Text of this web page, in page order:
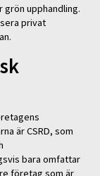
upphandling.
privat
är CSRD, som
bara omfattar
företag som är